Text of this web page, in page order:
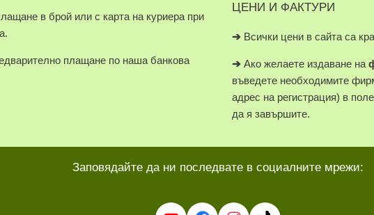
в брой или с карта на куриера при
плащане по наша банкова
ЦЕНИ И ФАКТУРИ
➔ Всички цени в сайта са
➔ Ако желаете издаване на
въведете необходимите
адрес на регистрация) в
да я завършите.
Заповядайте да ни последвате в социалните мрежи: